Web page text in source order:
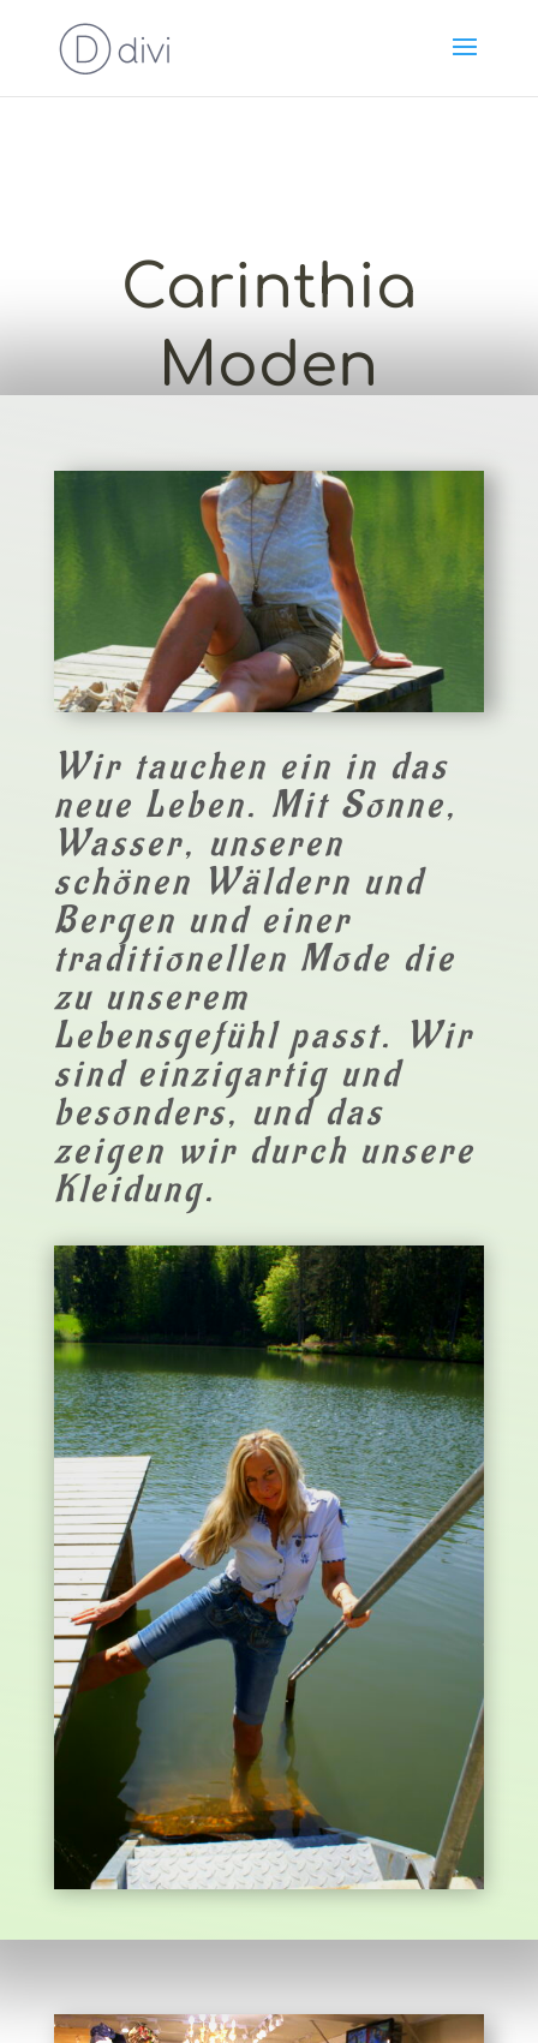
Carinthia
Moden
Wir tauchen ein in das
neue Leben. Mit Sonne,
Wasser, unseren
schönen Wäldern und
Bergen und einer
traditionellen Mode die
zu unserem
Lebensgefühl passt. Wir
sind einzigartig und
besonders, und das
zeigen wir durch unsere
Kleidung.